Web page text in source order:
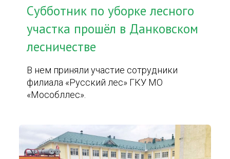
Субботник по уборке лесного
участка прошёл в Данковском
лесничестве
В нем приняли участие сотрудники
филиала «Русский лес» ГКУ МО
«Мособллес».